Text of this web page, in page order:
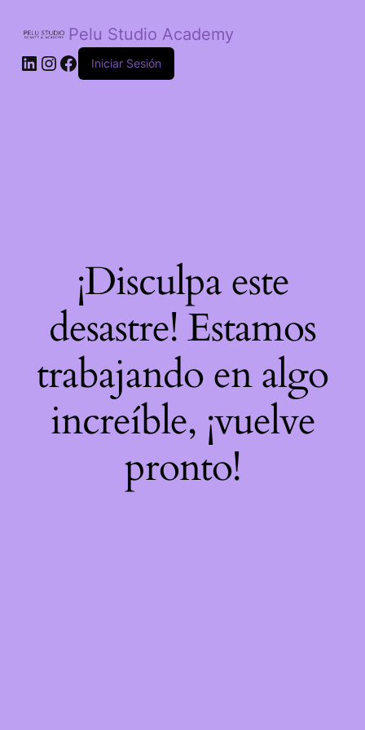
Pelu Studio Academy
LinkedIn
Instagram
Facebook
Iniciar Sesión
¡Disculpa este
desastre! Estamos
trabajando en algo
increíble, ¡vuelve
pronto!